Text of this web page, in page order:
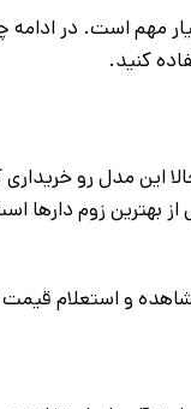
مهم است. در
کنید.
حالا این مدل رو
بهترین زوم دارها
و استعلام